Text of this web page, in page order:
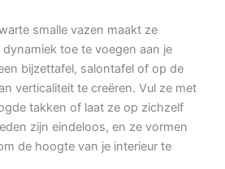
smalle vazen maakt ze
toe te voegen aan je
bijzettafel, salontafel of op de
verticaliteit te creëren. Vul ze met
takken of laat ze op zichzelf
zijn eindeloos, en ze vormen
de hoogte van je interieur te